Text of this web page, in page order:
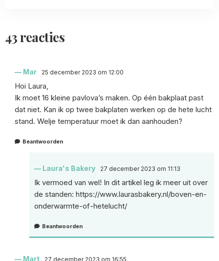
43 reacties
Mar 25 december 2023 om 12:00
Hoi Laura,
Ik moet 16 kleine pavlova’s maken. Op één bakplaat past
dat niet. Kan ik op twee bakplaten werken op de hete lucht
stand. Welje temperatuur moet ik dan aanhouden?
Beantwoorden
Laura's Bakery 27 december 2023 om 11:13
Ik vermoed van wel! In dit artikel leg ik meer uit over
de standen: https://www.laurasbakery.nl/boven-en-
onderwarmte-of-hetelucht/
Beantwoorden
Mart 27 december 2023 om 16:55